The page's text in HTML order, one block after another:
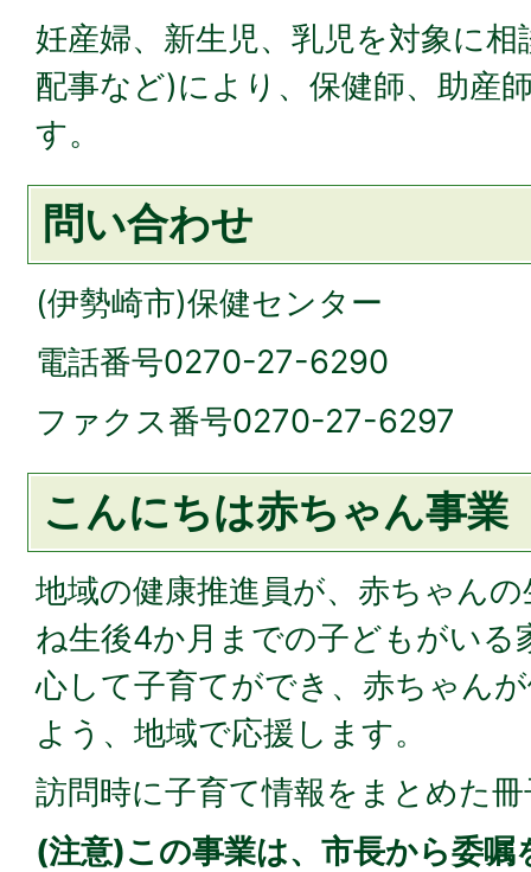
妊産婦、新生児、乳児を対象に
配事など)により、保健師、助産
す。
問い合わせ
(伊勢崎市)保健センター
電話番号0270-27-6290
ファクス番号0270-27-6297
こんにちは赤ちゃん事業
地域の健康推進員が、赤ちゃん
ね生後4か月までの子どもがいる
心して子育てができ、赤ちゃん
よう、地域で応援します。
訪問時に子育て情報をまとめた
(注意)この事業は、市長から委嘱